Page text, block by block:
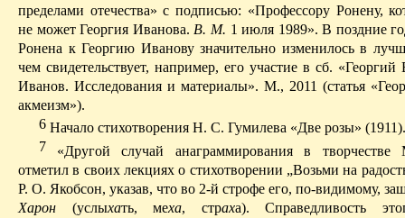
пределами отечества» с подписью: «Профессору Ронену,
не может Георгия Иванова. В. М. 1 июля 1989». В поздние
Ронена к Георгию Иванову значительно изменилось в
чем свидетельствует, например, его участие в сб. «Георгий
Иванов. Исследования и материалы». М., 2011 (статья
акмеизм»).
6Начало стихотворения Н. С. Гумилева «Две розы» (1911).
7 «Другой случай анаграммированияв творчестве
отметил в своих лекциях о стихотворении „Возьми на
Р. О. Якобсон, указав, что во 2-й строфе его, по-видимому,
Харон (услыхать, меха, страха). Справедливость